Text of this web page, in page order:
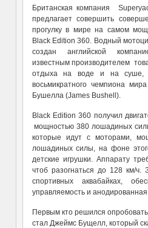
Британская компания
предлагает совершить
прогулку в мире на самом
Black Edition 360. Водный
создан английской
известным производителем
отдыха на воде и на суше,
восьмикратного чемпиона
Бушелла (James Bushell).
Black Edition 360 получил
мощностью 380 лошадиных
которые идут с моторами,
лошадиных силы, на фоне
детские игрушки. Аппарату
чтоб разогнаться до 128 км/ч.
спортивных аквабайках,
управляемость и анодированная
Первым кто решился
стал Джеймс Бущелл, который